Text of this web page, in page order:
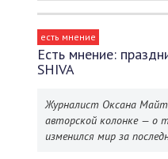
есть мнение
Есть мнение:
SHIVA
Журналист Оксана
авторской колонке — о
изменился мир за